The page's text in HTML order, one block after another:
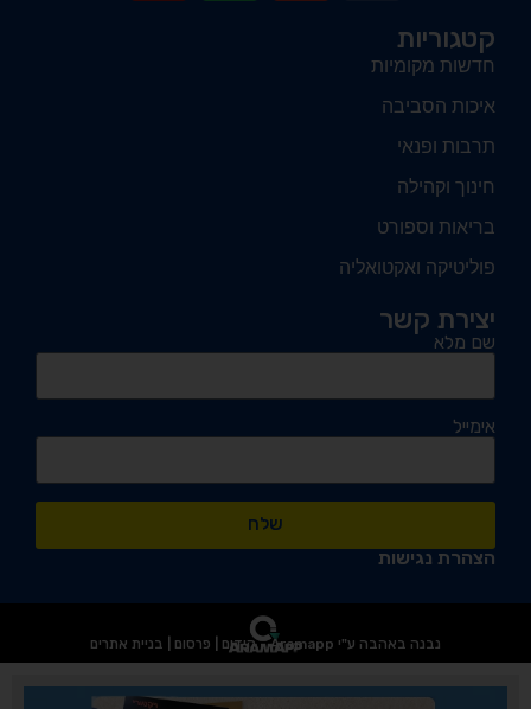
קטגוריות
חדשות מקומיות
איכות הסביבה
תרבות ופנאי
חינוך וקהילה
בריאות וספורט
פוליטיקה ואקטואליה
יצירת קשר
שם מלא
אימייל
שלח
הצהרת נגישות
נבנה באהבה ע"י Aramapp - קידום | פרסום | בניית אתרים